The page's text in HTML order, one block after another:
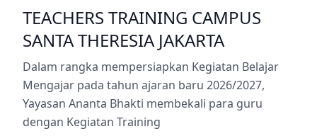
TEACHERS TRAINING CAMPUS
SANTA THERESIA JAKARTA
Dalam rangka mempersiapkan Kegiatan Belajar
Mengajar pada tahun ajaran baru 2026/2027,
Yayasan Ananta Bhakti membekali para guru
dengan Kegiatan Training